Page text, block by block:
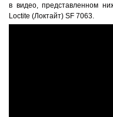
в видео, представленном
Loctite (Локтайт) SF 7063.